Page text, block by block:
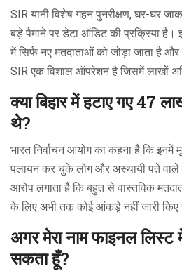
SIR यानी विशेष गहन पुनरीक्षण, घर-घर
बड़े पैमाने पर डेटा ऑडिट की प्रक्रिया है।
में सिर्फ नए मतदाताओं को जोड़ा जाता है और
SIR एक विशाल ऑपरेशन है जिसमें लाखों
क्या बिहार में हटाए गए 47
थे?
भारत निर्वाचन आयोग का कहना है कि इनमें
पलायन कर चुके लोग और अस्थायी पते वाले
आरोप लगाता है कि बहुत से वास्तविक
के लिए अभी तक कोई आंकड़े नहीं जारी किए
अगर मेरा नाम फाइनल लिस्ट
सकता हूँ?